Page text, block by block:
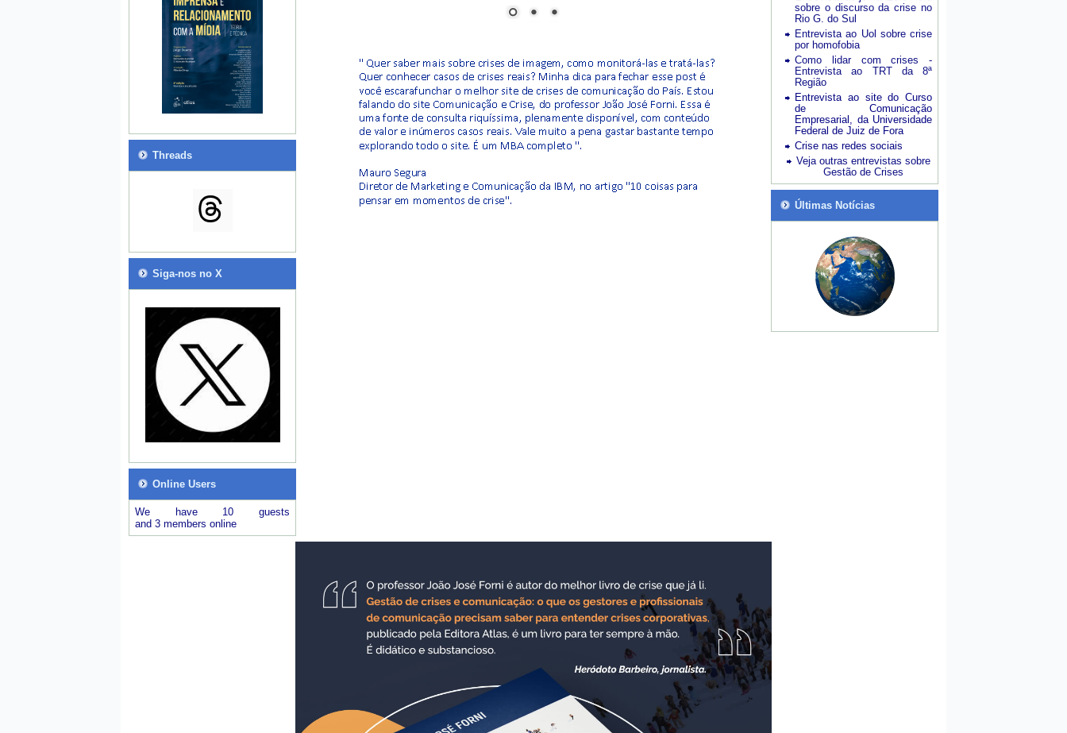
Threads
Siga-nos no X
Online Users
We have 10 guests
and 3 members online
sobre o discurso da crise no
Rio G. do Sul
Entrevista ao Uol sobre crise
por homofobia
Como lidar com crises -
Entrevista ao TRT da 8ª
Região
Entrevista ao site do Curso
de Comunicação
Empresarial, da Universidade
Federal de Juiz de Fora
Crise nas redes sociais
Veja outras entrevistas sobre
Gestão de Crises
Últimas Notícias